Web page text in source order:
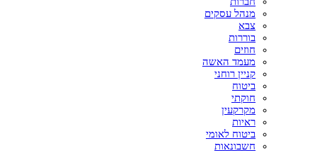
מנהל עסקים
צבא
בוררות
חוזים
מעמד האשה
קניין רוחני
ביטוח
חוקתי
מקרקעין
ראיות
ביטוח לאומי
חשבונאות